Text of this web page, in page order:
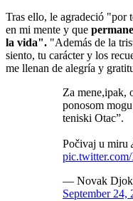
Tras ello, le agradeció "por
en mi mente y que
la vida". "Además de la
siento, tu carácter y los
me llenan de alegría y
Za mene,ipak,
ponosom
teniski Otac”.
Počivaj u miru
— Novak
September 24,